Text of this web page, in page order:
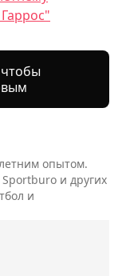
опытом.
и других
и